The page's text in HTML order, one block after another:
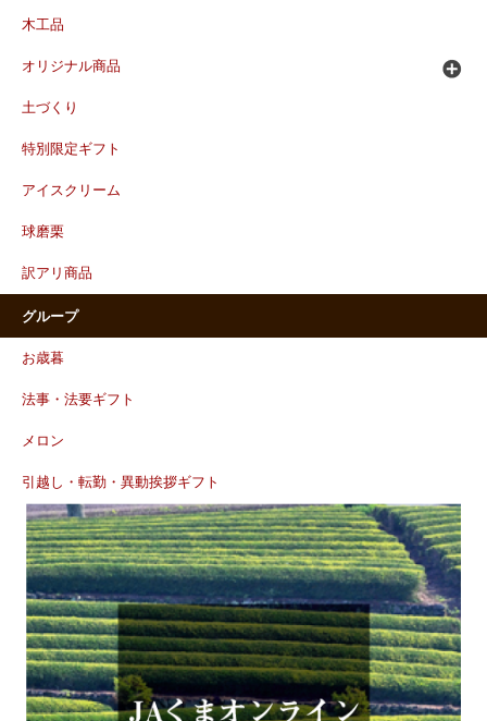
木工品
オリジナル商品
土づくり
特別限定ギフト
アイスクリーム
球磨栗
訳アリ商品
グループ
お歳暮
法事・法要ギフト
メロン
引越し・転勤・異動挨拶ギフト